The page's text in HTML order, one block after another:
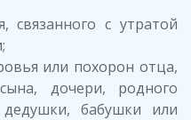
связанного с утратой
или похорон отца,
дочери, родного
бабушки или